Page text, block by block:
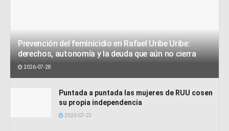
Prevención del feminicidio en Rafael Uribe Uribe:
derechos, autonomía y la deuda que aún no cierra
2026-07-28
Puntada a puntada las mujeres de RUU cosen
su propia independencia
2026-07-23